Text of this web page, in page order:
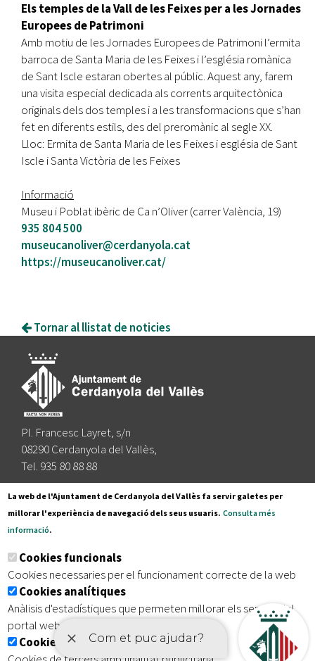
Els temples de la Vall de les Feixes per a les Jornades
Europees de Patrimoni
Amb motiu de les Jornades Europees de Patrimoni l’ermita
barroca de Santa Maria de les Feixes i l’església romànica
de Sant Iscle estaran obertes al públic. Aquest any, farem
una visita especial dedicada als corrents arquitectònica
originals dels dos temples i a les transformacions que s’han
fet en diferents estils, des del preromànic al segle XX.
Lloc: Ermita de Santa Maria de les Feixes i església de Sant
Iscle i Santa Victòria de les Feixes
Informació
Museu i Poblat ibèric de Ca n’Oliver (carrer València, 19)
935 804 500
museucanoliver@cerdanyola.cat
https://museucanoliver.cat/
Tornar al llistat de noticies
Pl. Francesc Layret, s/n
08290 Cerdanyola del Vallès,
Tel. 935 80 88 88
Segueix-nos a:
Subscriu-te al nostre butlletí
Inici | Avís legal | Protecció de dades
| Accessibilitat
La web de l'Ajuntament de Cerdanyola del Vallès fa servir galetes per
millorar l'experiència de navegació dels seus usuaris. Consulta més
informació.
Cookies funcionals
Cookies necessaries per el funcionament correcte de la web
Cookies analítiques
Anàlisis d'estadístiques que permeten millorar els serveis del
portal web
Cookies publicitàries